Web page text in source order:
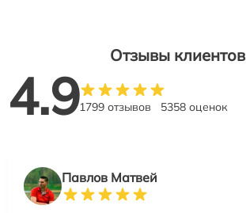
Отзывы клиентов
4.91799 отзывов 5358 оценок
Павлов Матвей